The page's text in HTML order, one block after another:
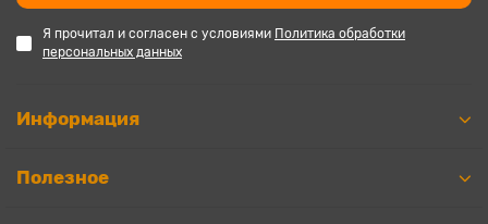
Я прочитал и согласен с условиями Политика обработки
персональных данных
Информация
Полезное